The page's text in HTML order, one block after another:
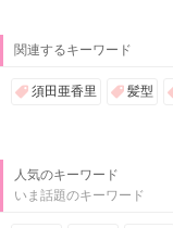
関連するキーワード
須田亜香里 髪型
人気のキーワード
いま話題のキーワード